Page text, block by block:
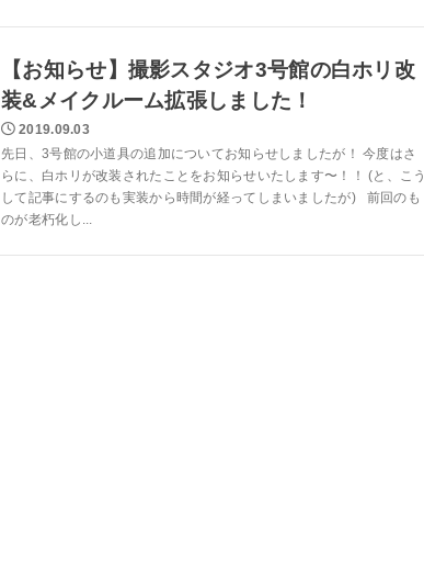
【お知らせ】撮影スタジオ3号館の白ホリ改
装&メイクルーム拡張しました！
2019.09.03
先日、3号館の小道具の追加についてお知らせしましたが！ 今度はさ
らに、白ホリが改装されたことをお知らせいたします〜！！ (と、こう
して記事にするのも実装から時間が経ってしまいましたが) 前回のも
のが老朽化し...